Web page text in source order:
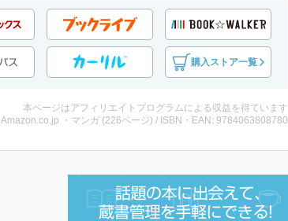
購入ストア一覧
本ページはアフィリエイトプログラムによる収益を得ています
Amazon.co.jp ・マンガ (226ページ) / ISBN・EAN: 9784063808780